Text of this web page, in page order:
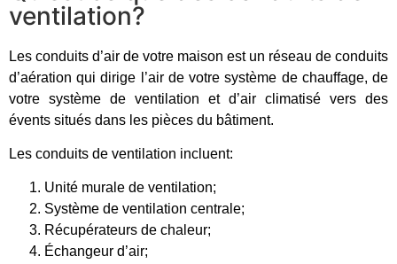
ventilation?
Les conduits d’air de votre maison est un réseau de conduits
d’aération qui dirige l’air de votre système de chauffage, de
votre système de ventilation et d’air climatisé vers des
évents situés dans les pièces du bâtiment.
Les conduits de ventilation incluent:
Unité murale de ventilation;
Système de ventilation centrale;
Récupérateurs de chaleur;
Échangeur d’air;